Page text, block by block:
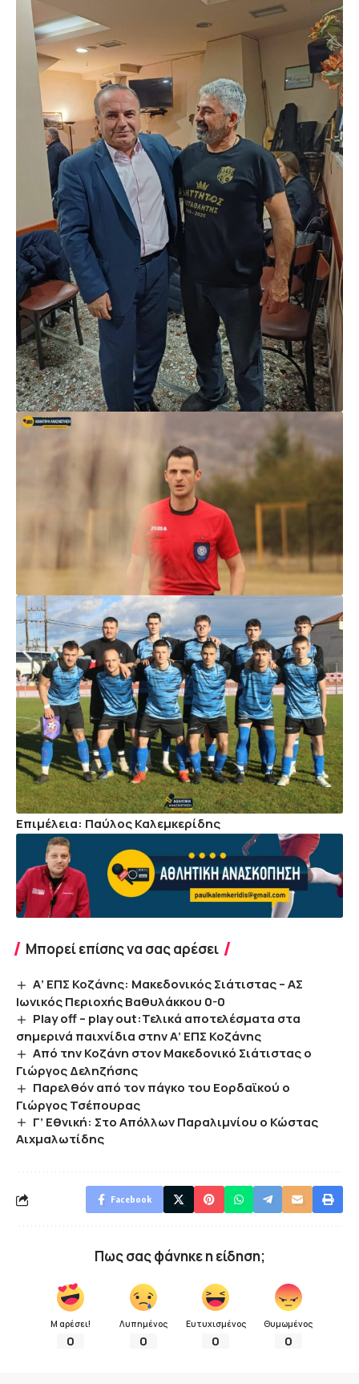
Επιμέλεια: Παύλος Καλεμκερίδης
Μπορεί επίσης να σας αρέσει
Α’ ΕΠΣ Κοζάνης: Μακεδονικός Σιάτιστας – ΑΣ
Ιωνικός Περιοχής Βαθυλάκκου 0-0
Play off – play out:Τελικά αποτελέσματα στα
σημερινά παιχνίδια στην Α’ ΕΠΣ Κοζάνης
Από την Κοζάνη στον Μακεδονικό Σιάτιστας ο
Γιώργος Δεληζήσης
Παρελθόν από τον πάγκο του Εορδαϊκού ο
Γιώργος Τσέπουρας
Γ’ Εθνική: Στο Απόλλων Παραλιμνίου ο Κώστας
Αιχμαλωτίδης
Facebook
Πως σας φάνηκε η είδηση;
Μ αρέσει!
0
Λυπημένος
0
Ευτυχισμένος
0
Θυμωμένος
0